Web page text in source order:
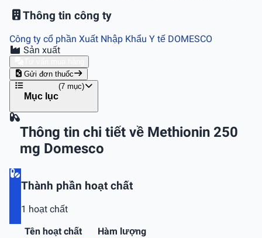
Thông tin công ty
Công ty cổ phần Xuất Nhập Khẩu Y tế DOMESCO
Sản xuất
Gửi đơn thuốc
Mục lục
(7 mục)
Thông tin chi tiết về Methionin 250
mg Domesco
Thành phần hoạt chất
1 hoạt chất
Tên hoạt chất
Hàm lượng